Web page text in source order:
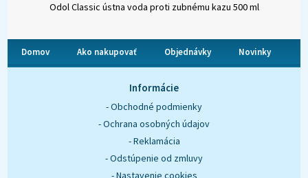
Odol Classic ústna voda proti zubnému kazu 500 ml
Domov Ako nakupovať Objednávky Novinky
Informácie
- Obchodné podmienky
- Ochrana osobných údajov
- Reklamácia
- Odstúpenie od zmluvy
- Nastavenie cookies